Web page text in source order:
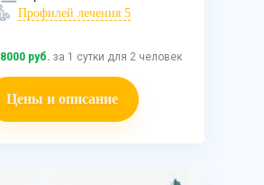
Профилей лечения 5
8000 руб. за 1 сутки для 2 человек
Цены и описание